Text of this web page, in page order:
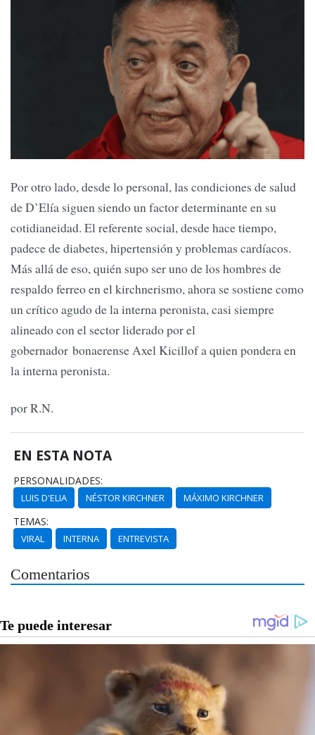
Por otro lado, desde lo personal, las condiciones de salud
de D’Elía siguen siendo un factor determinante en su
cotidianeidad. El referente social, desde hace tiempo,
padece de diabetes, hipertensión y problemas cardíacos.
Más allá de eso, quién supo ser uno de los hombres de
respaldo ferreo en el kirchnerismo, ahora se sostiene como
un crítico agudo de la interna peronista, casi siempre
alineado con el sector liderado por el
gobernador bonaerense Axel Kicillof a quien pondera en
la interna peronista.
por R.N.
EN ESTA NOTA
PERSONALIDADES:
LUIS D'ELIA NÉSTOR KIRCHNER MÁXIMO KIRCHNER
TEMAS:
VIRAL INTERNA ENTREVISTA
Comentarios